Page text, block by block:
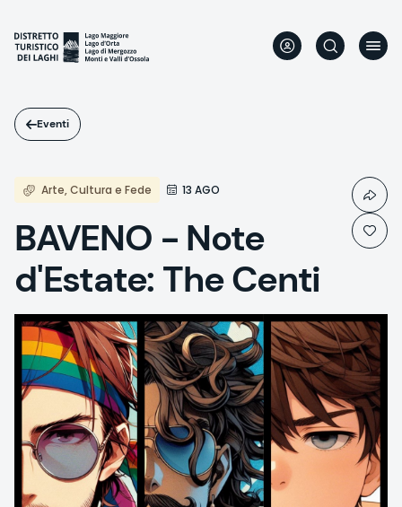
contenuto
principale
Eventi
Arte, Cultura e Fede 13 AGO
BAVENO - Note
d'Estate: The Centi